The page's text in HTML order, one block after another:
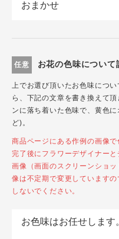
任意 お花の色味について
上でお選び頂いたお色味につ
ら、下記の文章を書き換えて
ンに落ち着いた色味で、黄色
ど)。
商品ページにある作例の画像
完了後にフラワーデザイナー
画像（画面のスクリーンショ
像は不定期で変更しています
しないでください。